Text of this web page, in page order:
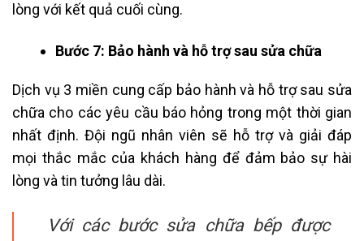
lòng với kết quả cuối cùng.
Bước 7: Bảo hành và hỗ trợ sau sửa chữa
Dịch vụ 3 miền cung cấp bảo hành và hỗ trợ sau sửa
chữa cho các yêu cầu báo hỏng trong một thời gian
nhất định. Đội ngũ nhân viên sẽ hỗ trợ và giải đáp
mọi thắc mắc của khách hàng để đảm bảo sự hài
lòng và tin tưởng lâu dài.
Với các bước sửa chữa bếp được